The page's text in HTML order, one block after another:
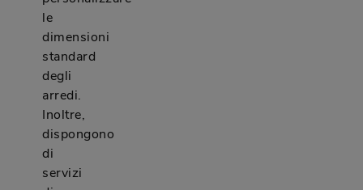
le
dimensioni
standard
degli
arredi.
Inoltre,
dispongono
di
servizi